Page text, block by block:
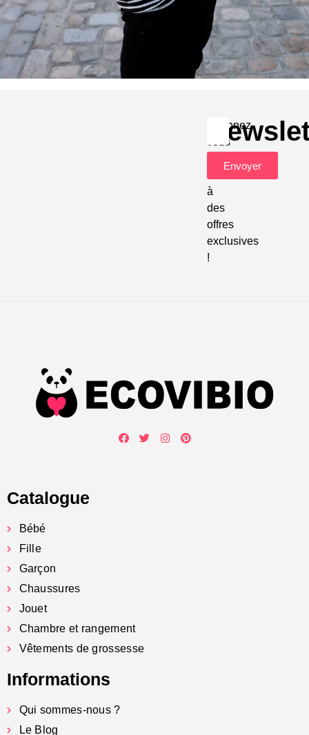
Abonnez-
vous
accéder
à
des
offres
exclusives
!
Envoyer
Catalogue
Bébé
Fille
Garçon
Chaussures
Jouet
Chambre et rangement
Vêtements de grossesse
Informations
Qui sommes-nous ?
Le Blog